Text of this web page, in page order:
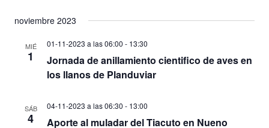
noviembre 2023
MIÉ
1
01-11-2023 a las 06:00 - 13:30
Jornada de anillamiento cientifico de aves en
los llanos de Planduviar
SÁB
4
04-11-2023 a las 06:30 - 13:00
Aporte al muladar del Tiacuto en Nueno